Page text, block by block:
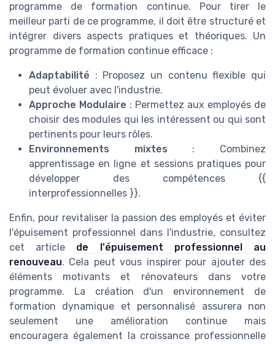
programme de formation continue. Pour tirer le
meilleur parti de ce programme, il doit être structuré et
intégrer divers aspects pratiques et théoriques. Un
programme de formation continue efficace :
Adaptabilité : Proposez un contenu flexible qui
peut évoluer avec l'industrie.
Approche Modulaire : Permettez aux employés de
choisir des modules qui les intéressent ou qui sont
pertinents pour leurs rôles.
Environnements mixtes : Combinez
apprentissage en ligne et sessions pratiques pour
développer des compétences {{
interprofessionnelles }}.
Enfin, pour revitaliser la passion des employés et éviter
l'épuisement professionnel dans l'industrie, consultez
cet article de l'épuisement professionnel au
renouveau. Cela peut vous inspirer pour ajouter des
éléments motivants et rénovateurs dans votre
programme. La création d'un environnement de
formation dynamique et personnalisé assurera non
seulement une amélioration continue mais
encouragera également la croissance professionnelle